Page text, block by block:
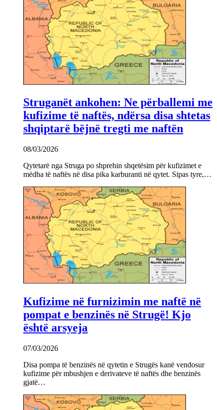
Struganët ankohen: Ne përballemi me
kufizime të naftës, ndërsa disa shtetas
shqiptarë bëjnë tregti me naftën
08/03/2026
Qytetarë nga Struga po shprehin shqetësim për kufizimet e
mëdha të naftës në disa pika karburanti në qytet. Sipas tyre,…
Kufizime në furnizimin me naftë në
pompat e benzinës në Strugë! Kjo
është arsyeja
07/03/2026
Disa pompa të benzinës në qytetin e Strugës kanë vendosur
kufizime për mbushjen e derivateve të naftës dhe benzinës
gjatë…